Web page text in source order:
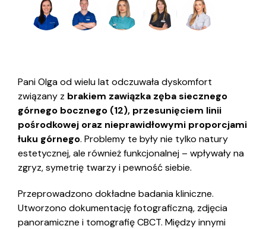
Pani Olga od wielu lat odczuwała dyskomfort
związany z brakiem zawiązka zęba siecznego
górnego bocznego (12), przesunięciem linii
pośrodkowej oraz nieprawidłowymi proporcjami
łuku górnego. Problemy te były nie tylko natury
estetycznej, ale również funkcjonalnej – wpływały na
zgryz, symetrię twarzy i pewność siebie.
Przeprowadzono dokładne badania kliniczne.
Utworzono dokumentację fotograficzną, zdjęcia
panoramiczne i tomografię CBCT. Między innymi